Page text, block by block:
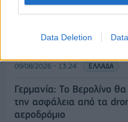
Data Deletion
εκπαιδευτικό υλικό,
09/08/2026 - 13:24 ΕΛΛΑΔΑ
Γερμανία: Το Βερολίνο θα
την ασφάλεια από τα
αεροδρόμιο